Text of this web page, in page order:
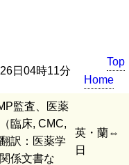
日04時11分
Top
Home
監査、医薬
臨床, CMC,
翻訳：医薬学
係文書な
英・蘭⇔
日